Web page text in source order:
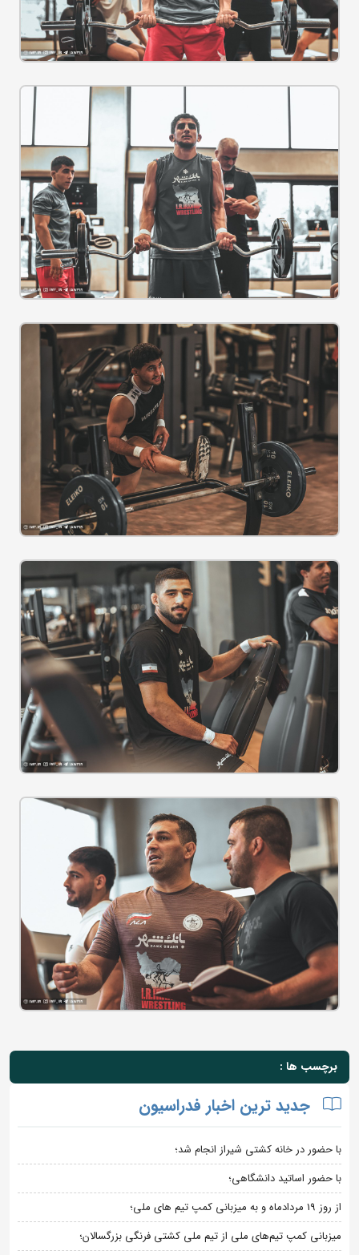
برچسب ها :
جدید ترین اخبار فدراسیون
با حضور در خانه کشتی شیراز انجام شد؛
با حضور اساتید دانشگاهی؛
از روز 19 مردادماه و به میزبانی کمپ تیم های ملی؛
میزبانی کمپ تیم‌های ملی از تیم ملی کشتی فرنگی بزرگسالان؛